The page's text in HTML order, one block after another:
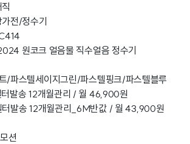
전/정수기
원코크 얼음물 직수얼음 정수기
/파스텔세이지그린/파스텔핑크/파스텔블루
발송 12개월관리 / 월 46,900원
발송 12개월관리_6M반값 / 월 43,900원
션